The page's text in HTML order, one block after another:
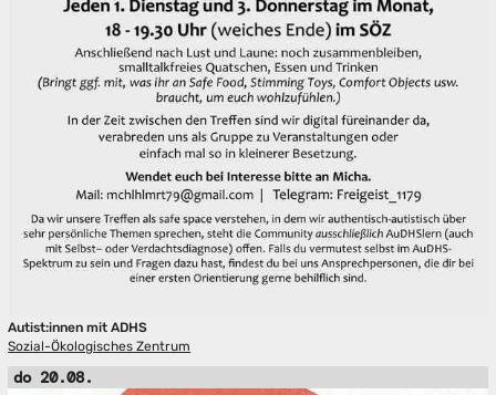
Autist:innen mit ADHS
Sozial-Ökologisches Zentrum
do 20.08.